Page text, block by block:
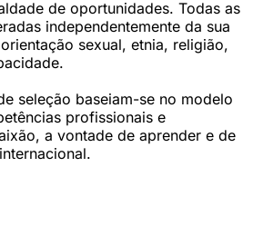
de oportunidades. Todas as
independentemente da sua
sexual, etnia, religião,
seleção baseiam-se no modelo
profissionais e
a vontade de aprender e de